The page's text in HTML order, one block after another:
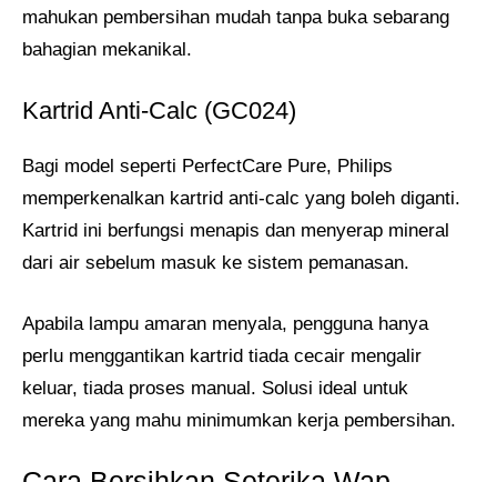
mahukan pembersihan mudah tanpa buka sebarang
bahagian mekanikal.
Kartrid Anti-Calc (GC024)
Bagi model seperti PerfectCare Pure, Philips
memperkenalkan kartrid anti-calc yang boleh diganti.
Kartrid ini berfungsi menapis dan menyerap mineral
dari air sebelum masuk ke sistem pemanasan.
Apabila lampu amaran menyala, pengguna hanya
perlu menggantikan kartrid tiada cecair mengalir
keluar, tiada proses manual. Solusi ideal untuk
mereka yang mahu minimumkan kerja pembersihan.